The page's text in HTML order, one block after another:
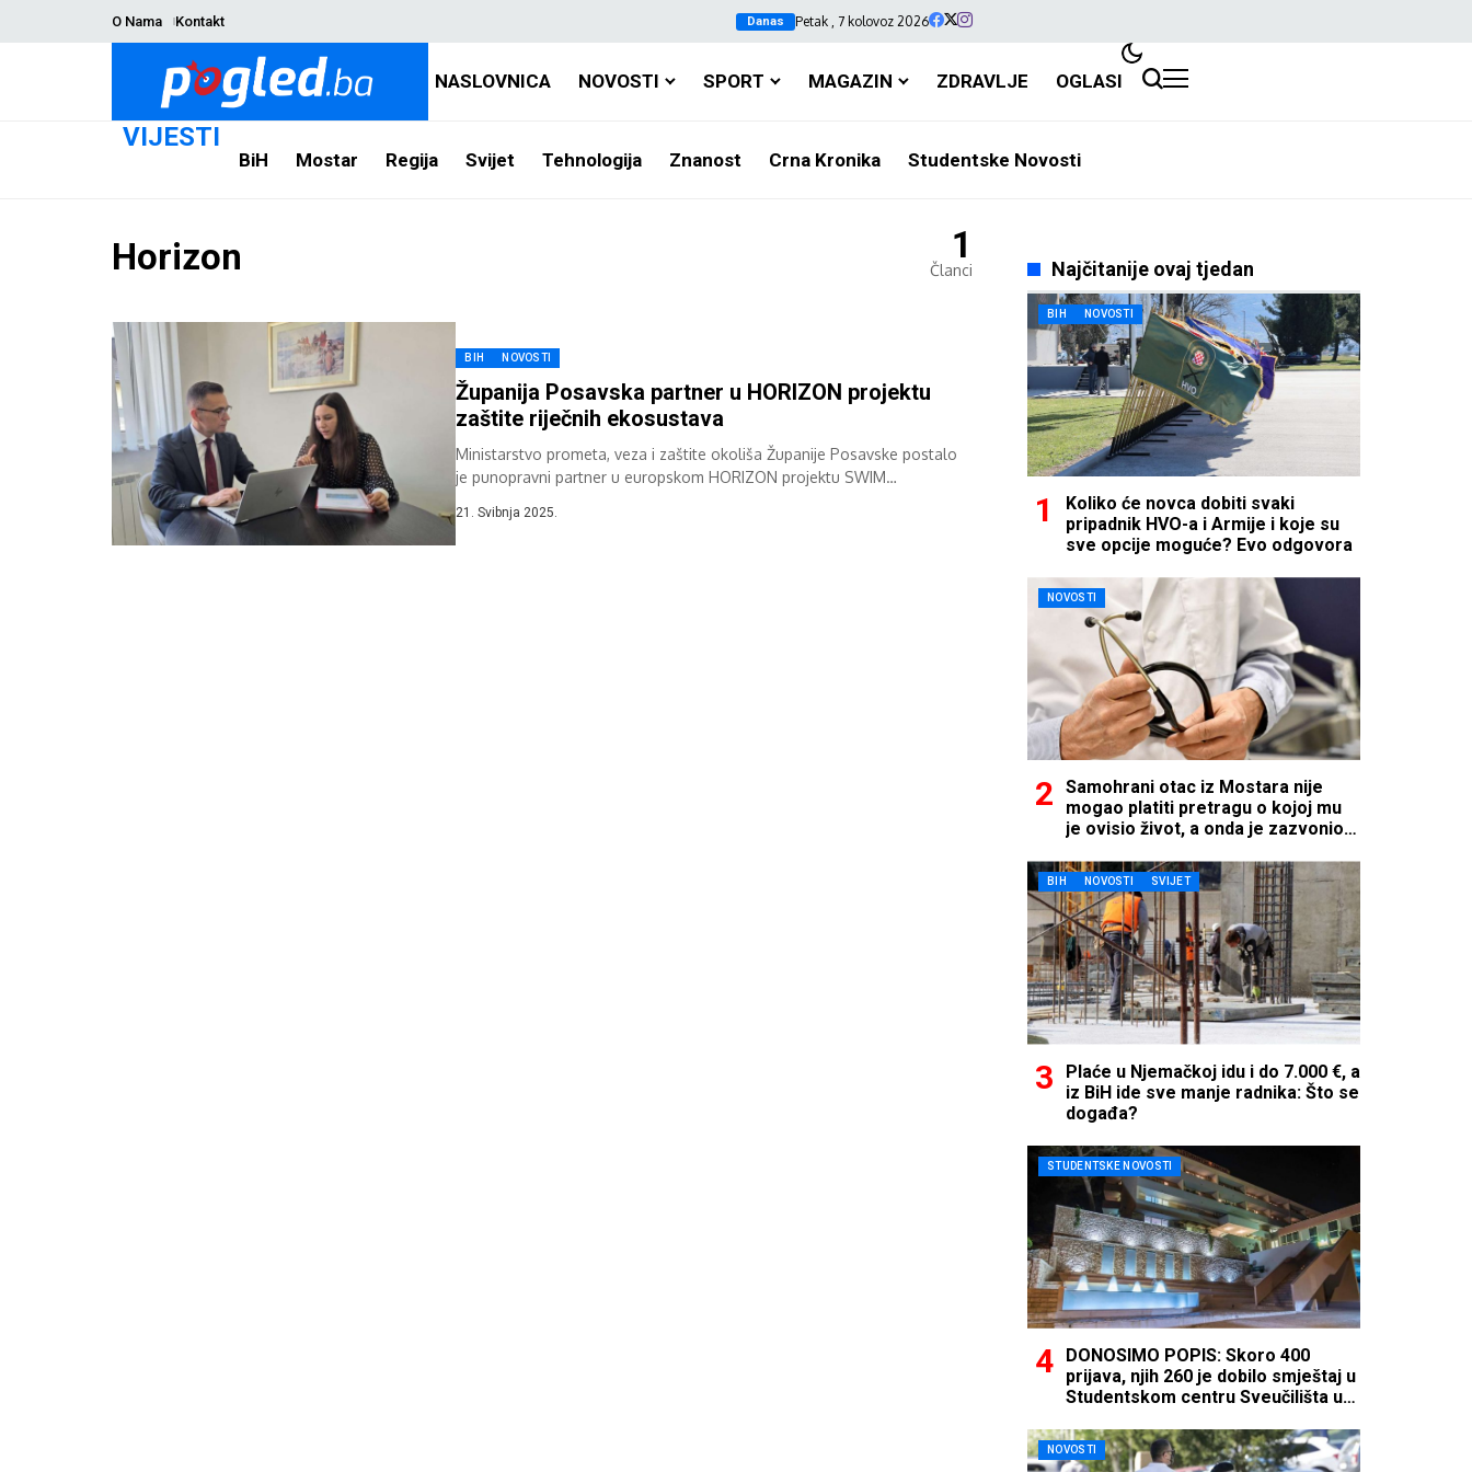
O Nama Kontakt Danas Petak , 7 kolovoz 2026
NASLOVNICA NOVOSTI SPORT MAGAZIN ZDRAVLJE OGLASI
VIJESTI
BiH Mostar Regija Svijet Tehnologija Znanost Crna Kronika Studentske Novosti
Horizon 1
Članci
BIH NOVOSTI
Županija Posavska partner u HORIZON projektu
zaštite riječnih ekosustava
Ministarstvo prometa, veza i zaštite okoliša Županije Posavske postalo
je punopravni partner u europskom HORIZON projektu SWIM
21. Svibnja 2025.
Najčitanije ovaj tjedan
BIH NOVOSTI
Koliko će novca dobiti svaki
pripadnik HVO-a i Armije i koje su
sve opcije moguće? Evo odgovora
NOVOSTI
Samohrani otac iz Mostara nije
mogao platiti pretragu o kojoj mu
je ovisio život, a onda je zazvonio
BIH NOVOSTI SVIJET
Plaće u Njemačkoj idu i do 7.000 €, a
iz BiH ide sve manje radnika: Što se
događa?
STUDENTSKE NOVOSTI
DONOSIMO POPIS: Skoro 400
prijava, njih 260 je dobilo smještaj u
Studentskom centru Sveučilišta u
NOVOSTI